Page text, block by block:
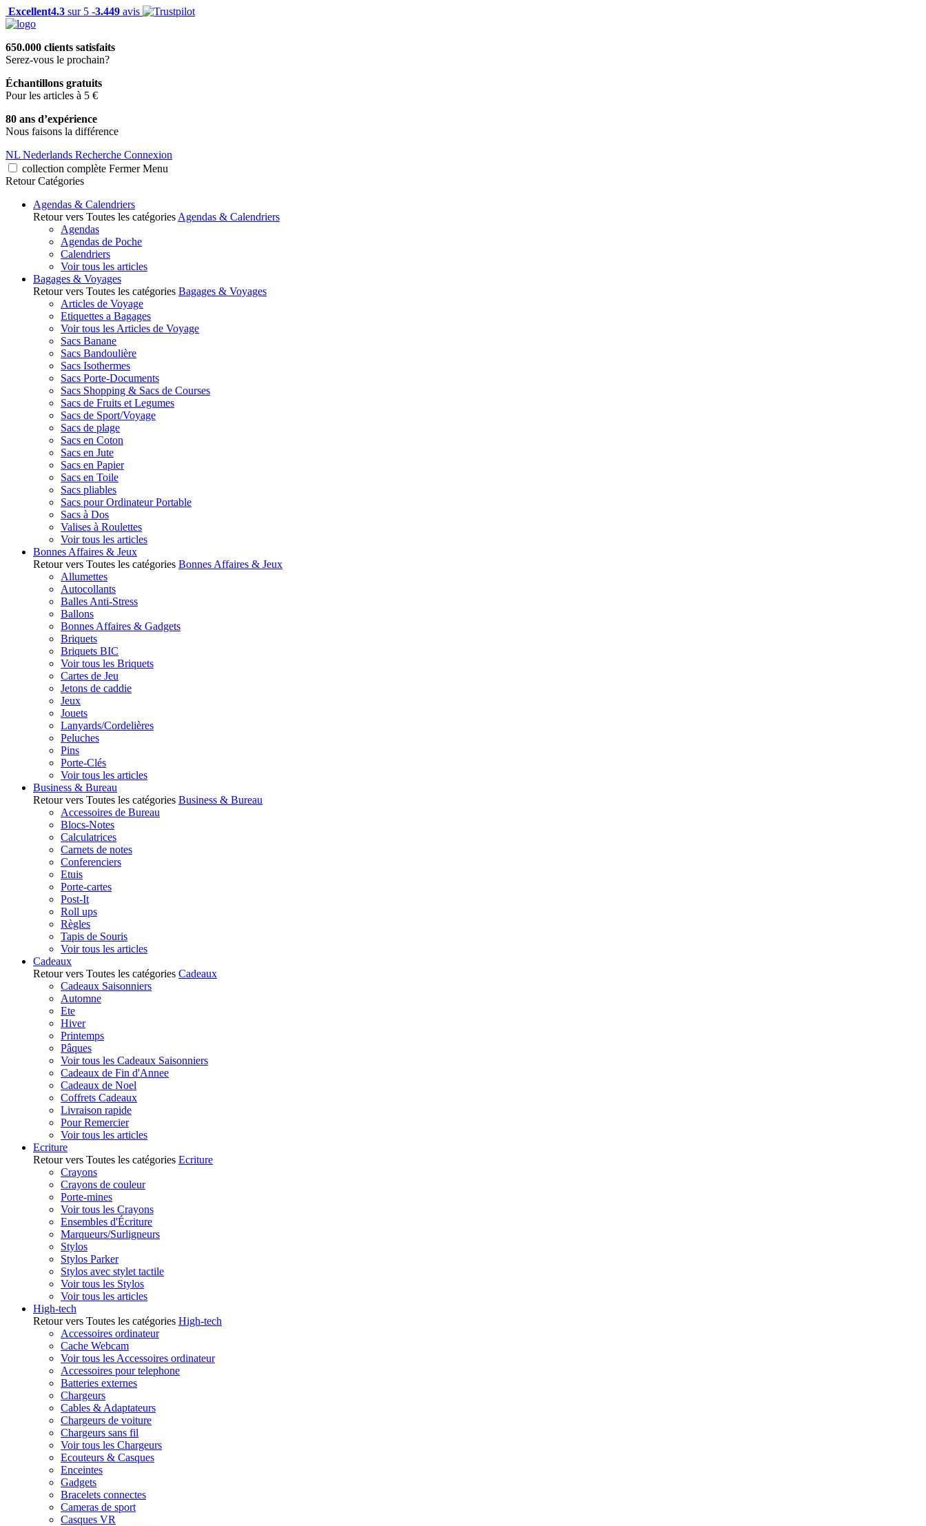
Excellent4.3 sur 5 -3.449 avis
650.000 clients satisfaits
Serez-vous le prochain?
Échantillons gratuits
Pour les articles à 5 €
80 ans d’expérience
Nous faisons la différence
NL Nederlands Recherche Connexion
collection complète Fermer Menu
Retour Catégories
Agendas & Calendriers
Retour vers Toutes les catégories Agendas & Calendriers
Agendas
Agendas de Poche
Calendriers
Voir tous les articles
Bagages & Voyages
Retour vers Toutes les catégories Bagages & Voyages
Articles de Voyage
Etiquettes a Bagages
Voir tous les Articles de Voyage
Sacs Banane
Sacs Bandoulière
Sacs Isothermes
Sacs Porte-Documents
Sacs Shopping & Sacs de Courses
Sacs de Fruits et Legumes
Sacs de Sport/Voyage
Sacs de plage
Sacs en Coton
Sacs en Jute
Sacs en Papier
Sacs en Toile
Sacs pliables
Sacs pour Ordinateur Portable
Sacs à Dos
Valises à Roulettes
Voir tous les articles
Bonnes Affaires & Jeux
Retour vers Toutes les catégories Bonnes Affaires & Jeux
Allumettes
Autocollants
Balles Anti-Stress
Ballons
Bonnes Affaires & Gadgets
Briquets
Briquets BIC
Voir tous les Briquets
Cartes de Jeu
Jetons de caddie
Jeux
Jouets
Lanyards/Cordelières
Peluches
Pins
Porte-Clés
Voir tous les articles
Business & Bureau
Retour vers Toutes les catégories Business & Bureau
Accessoires de Bureau
Blocs-Notes
Calculatrices
Carnets de notes
Conferenciers
Etuis
Porte-cartes
Post-It
Roll ups
Règles
Tapis de Souris
Voir tous les articles
Cadeaux
Retour vers Toutes les catégories Cadeaux
Cadeaux Saisonniers
Automne
Ete
Hiver
Printemps
Pâques
Voir tous les Cadeaux Saisonniers
Cadeaux de Fin d'Annee
Cadeaux de Noel
Coffrets Cadeaux
Livraison rapide
Pour Remercier
Voir tous les articles
Ecriture
Retour vers Toutes les catégories Ecriture
Crayons
Crayons de couleur
Porte-mines
Voir tous les Crayons
Ensembles d'Écriture
Marqueurs/Surligneurs
Stylos
Stylos Parker
Stylos avec stylet tactile
Voir tous les Stylos
Voir tous les articles
High-tech
Retour vers Toutes les catégories High-tech
Accessoires ordinateur
Cache Webcam
Voir tous les Accessoires ordinateur
Accessoires pour telephone
Batteries externes
Chargeurs
Cables & Adaptateurs
Chargeurs de voiture
Chargeurs sans fil
Voir tous les Chargeurs
Ecouteurs & Casques
Enceintes
Gadgets
Bracelets connectes
Cameras de sport
Casques VR